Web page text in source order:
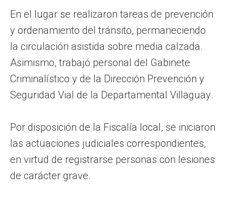
En el lugar se realizaron tareas de prevención
y ordenamiento del tránsito, permaneciendo
la circulación asistida sobre media calzada.
Asimismo, trabajó personal del Gabinete
Criminalístico y de la Dirección Prevención y
Seguridad Vial de la Departamental Villaguay.
Por disposición de la Fiscalía local, se iniciaron
las actuaciones judiciales correspondientes,
en virtud de registrarse personas con lesiones
de carácter grave.